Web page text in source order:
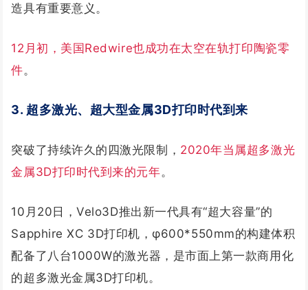
造具有重要意义。
12月初，美国Redwire也成功在太空在轨打印陶瓷零
件。
3. 超多激光、超大型金属3D打印时代到来
突破了持续许久的四激光限制， 2020年当属超多激光
金属3D打印时代到来的元年。
10月20日，Velo3D推出新一代具有“超大容量”的
Sapphire XC 3D打印机，φ600*550mm的构建体积
配备了八台1000W的激光器，是市面上第一款商用化
的超多激光金属3D打印机。